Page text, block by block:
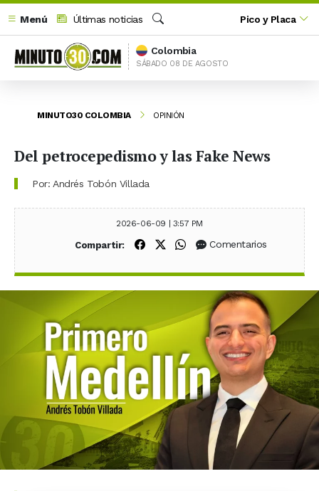
Menú
Últimas noticias
Buscar
Pico y Placa
Colombia
SÁBADO 08 DE AGOSTO
MINUTO30 COLOMBIA OPINIÓN
Del petrocepedismo y las Fake News
Por: Andrés Tobón Villada
2026-06-09 | 3:57 PM
Compartir: Compartir en Facebook
Compartir en X (Twitter)
Compartir en WhatsApp
Comentarios